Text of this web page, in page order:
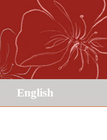
English